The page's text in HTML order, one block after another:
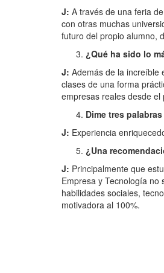
J: A través de una feria
con otras muchas
futuro del propio alumno,
¿Qué ha sido lo
J: Además de la increíble
clases de una forma
empresas reales desde
Dime tres
J: Experiencia
¿Una
J: Principalmente que
Empresa y Tecnología
habilidades sociales,
motivadora al 100%.